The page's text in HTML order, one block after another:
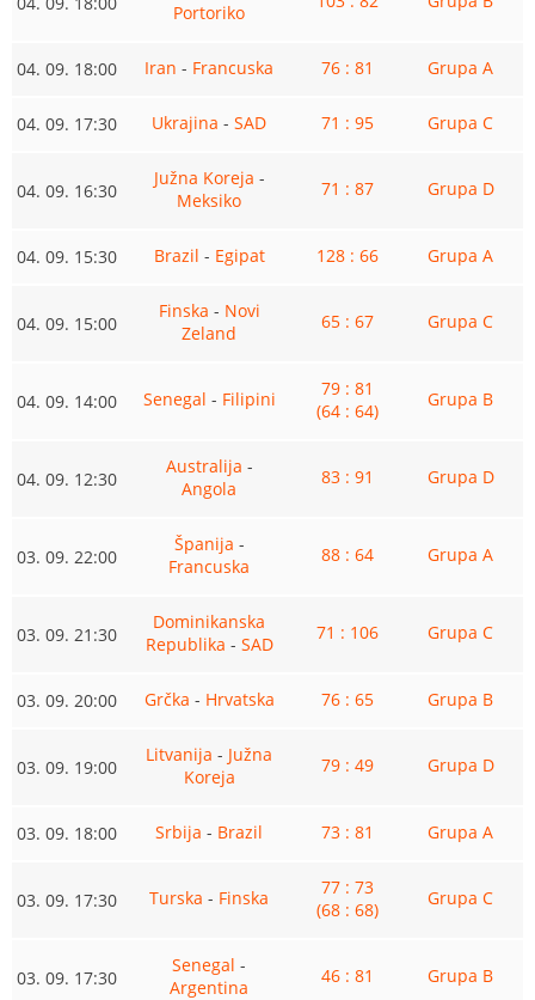
Portoriko
04. 09. 18:00 Iran - Francuska 76 : 81 Grupa A
04. 09. 17:30 Ukrajina - SAD 71 : 95 Grupa C
04. 09. 16:30
Južna Koreja -
Meksiko
71 : 87 Grupa D
04. 09. 15:30 Brazil - Egipat 128 : 66 Grupa A
04. 09. 15:00
Finska - Novi
Zeland
65 : 67 Grupa C
04. 09. 14:00 Senegal - Filipini
79 : 81
(64 : 64)
Grupa B
04. 09. 12:30
Australija -
Angola
83 : 91 Grupa D
03. 09. 22:00
Španija -
Francuska
88 : 64 Grupa A
03. 09. 21:30
Dominikanska
Republika - SAD
71 : 106 Grupa C
03. 09. 20:00 Grčka - Hrvatska 76 : 65 Grupa B
03. 09. 19:00
Litvanija - Južna
Koreja
79 : 49 Grupa D
03. 09. 18:00 Srbija - Brazil 73 : 81 Grupa A
03. 09. 17:30 Turska - Finska
77 : 73
(68 : 68)
Grupa C
03. 09. 17:30
Senegal -
Argentina
46 : 81 Grupa B